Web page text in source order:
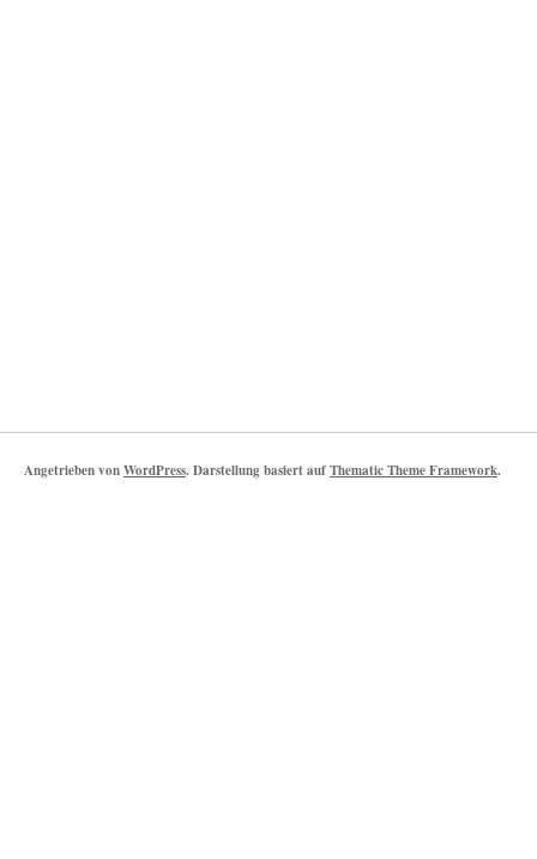
Angetrieben vonWordPress. Darstellung basiert aufThematic Theme Framework.